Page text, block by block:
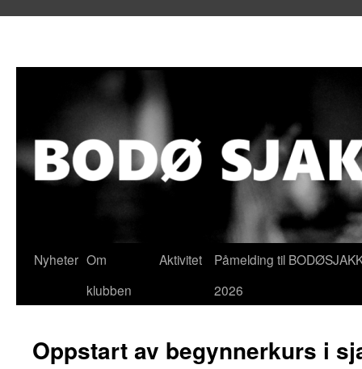
Hopp
Nyheter Om
klubben
Aktivitet
Påmelding til
2026
Oppstart av begynnerkurs i